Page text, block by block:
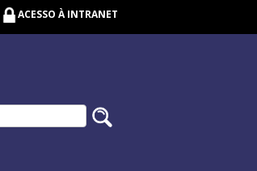
ACESSO À INTRANET